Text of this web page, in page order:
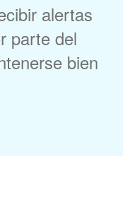
alertas
parte del
bien